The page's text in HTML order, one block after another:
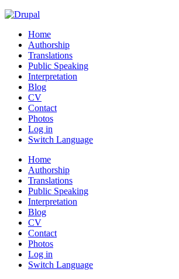
Home
Authorship
Translations
Public Speaking
Interpretation
Blog
CV
Contact
Photos
Log in
Switch Language
Home
Authorship
Translations
Public Speaking
Interpretation
Blog
CV
Contact
Photos
Log in
Switch Language